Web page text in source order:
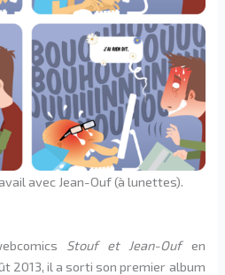
avec Jean-Ouf (à lunettes).
Stouf et Jean-Ouf en
2013, il a sorti son premier album